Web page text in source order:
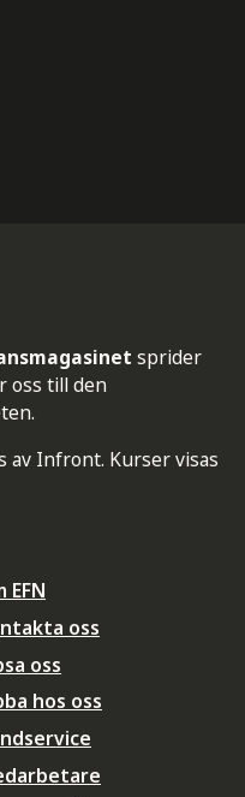
sprider
oss till den
av Infront. Kurser visas
EFN
oss
oss
hos oss